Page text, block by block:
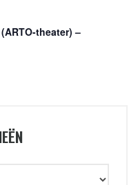
theater) –